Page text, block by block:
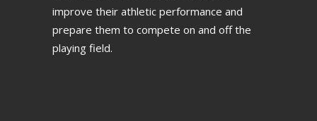
improve their athletic performance and
prepare them to compete on and off the
playing field.